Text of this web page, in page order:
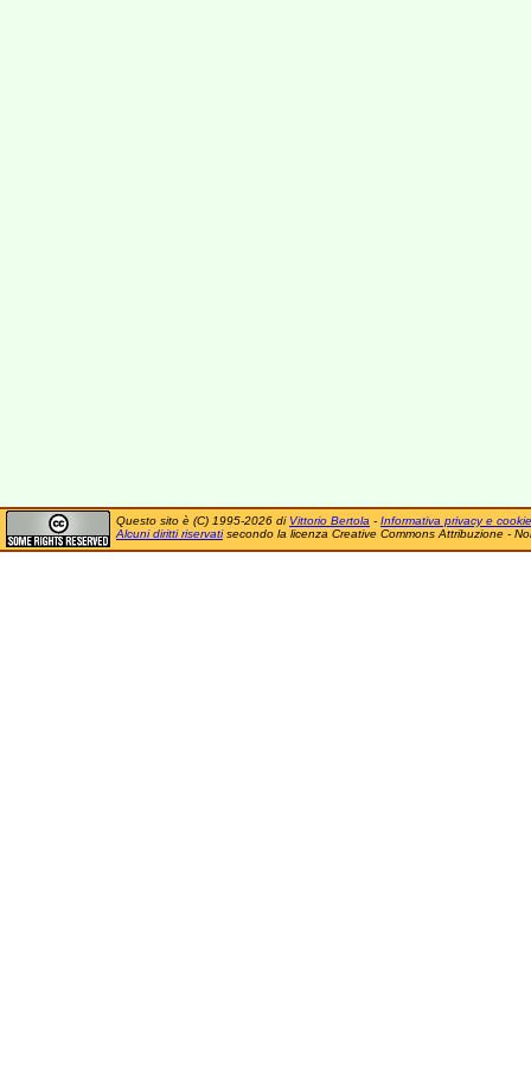
Questo sito è (C) 1995-2026 di Vittorio Bertola - Informativa privacy e cookie
Alcuni diritti riservatisecondo la licenza Creative Commons Attribuzione -